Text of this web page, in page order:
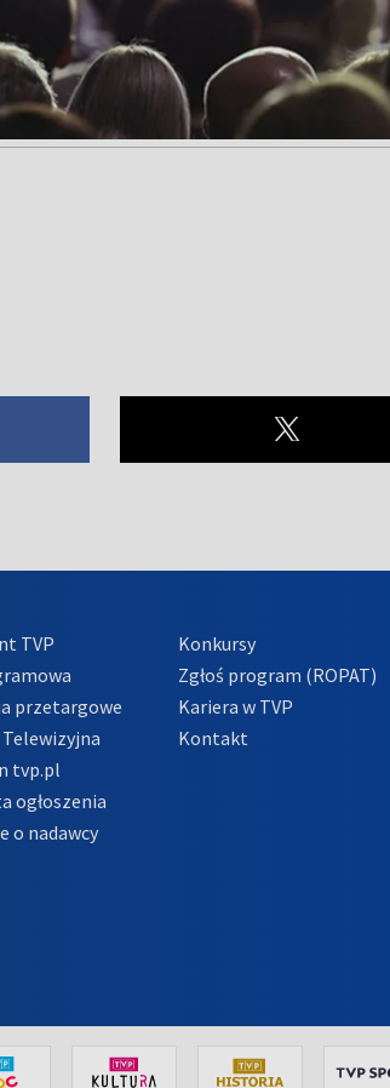
TVP
przetargowe
tvp.pl
ogłoszenia
o nadawcy
Konkursy
Zgłoś program (ROPAT)
Kariera w TVP
Kontakt